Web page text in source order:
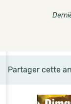
Partager cette